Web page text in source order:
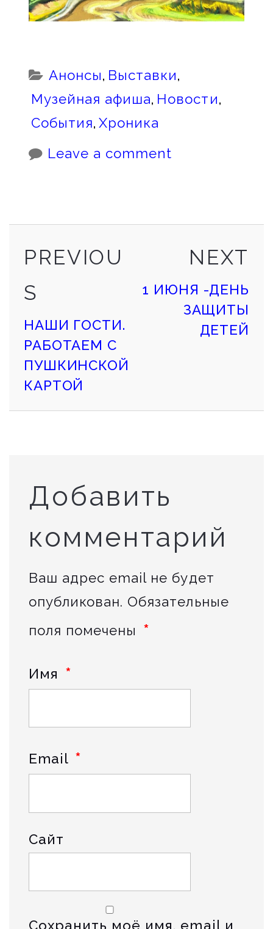
Categories:
Анонсы, Выставки,
Музейная афиша, Новости,
События, Хроника
Leave a comment
Continue
Reading
PREVIOUS
PREVIOU
S
НАШИ ГОСТИ.
РАБОТАЕМ С
ПУШКИНСКОЙ
КАРТОЙ
NEXT
1 ИЮНЯ -ДЕНЬ
ЗАЩИТЫ
ДЕТЕЙ
Добавить
комментарий
Ваш адрес email не будет
опубликован. Обязательные
поля помечены *
Имя *
Email *
Сайт
Сохранить моё имя, email и